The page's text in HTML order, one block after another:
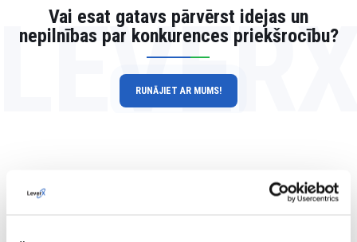
Vai esat gatavs pārvērst idejas un
nepilnības par konkurences priekšrocību?
RUNĀJIET AR MUMS!
Veiksmīgie stāsti, kas runā par daudz ko